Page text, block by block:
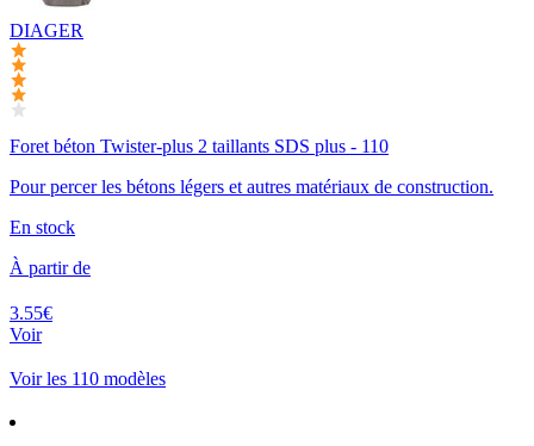
DIAGER
Foret béton Twister-plus 2 taillants SDS plus - 110
Pour percer les bétons légers et autres matériaux de construction.
En stock
À partir de
3.55€
Voir
Voir les 110 modèles